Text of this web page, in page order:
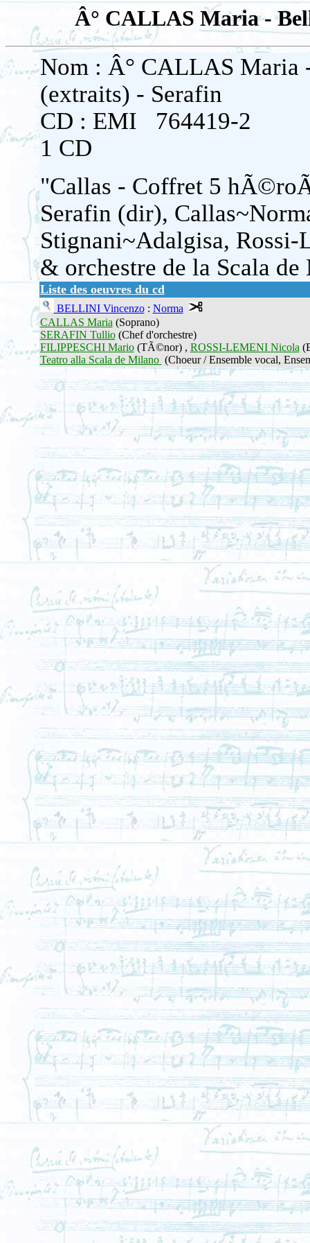
Â° CALLAS Maria -
Nom : Â° CALLAS Maria
(extraits) - Serafin
CD : EMI 764419-2
1 CD
"Callas - Coffret 5
Serafin (dir),
Stignani~Adalgisa, Rossi-
& orchestre de la Scala
Liste des oeuvres du cd
BELLINI Vincenzo: Norma
CALLAS Maria(Soprano)
SERAFIN Tullio(Chef d'orchestre)
FILIPPESCHI Mario(TÃ©nor) , ROSSI-LEMENI Nicola
Teatro alla Scala de Milano (Choeur / Ensemble vocal,